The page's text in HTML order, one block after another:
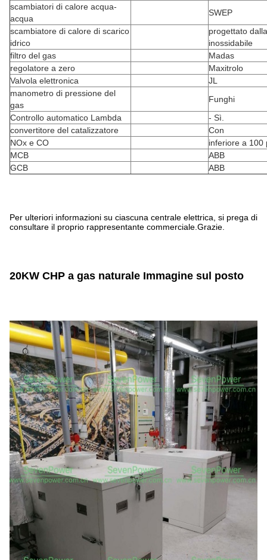
scambiatori di calore acqua-
acqua
SWEP
scambiatore di calore di scarico
idrico
progettato
inossidabile
filtro del gas
Madas
regolatore a zero
Maxitrolo
Valvola elettronica
JL
manometro di pressione del
gas
Funghi
Controllo automatico Lambda
- Sì.
convertitore del catalizzatore
Con
NOx e CO
inferiore a 100
MCB
ABB
GCB
ABB
Per ulteriori informazioni su ciascuna centrale elettrica, si prega di
consultare il proprio rappresentante commerciale.Grazie.
20KW CHP a gas naturale Immagine sul posto